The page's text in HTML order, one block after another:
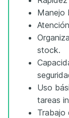
Manejo
stock.
Uso
tareas
Trabajo